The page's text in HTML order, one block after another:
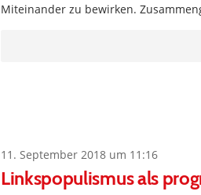
Miteinander zu bewirken.
11. September 2018 um 11:16
Linkspopulismus als